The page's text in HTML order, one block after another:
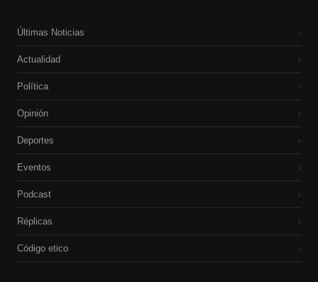
Últimas Noticias ›
Actualidad ›
Política ›
Opinión ›
Deportes ›
Eventos ›
Podcast ›
Réplicas ›
Código etico ›